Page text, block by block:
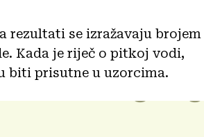
rezultati se izražavaju brojem
Kada je riječ o pitkoj vodi,
biti prisutne u uzorcima.